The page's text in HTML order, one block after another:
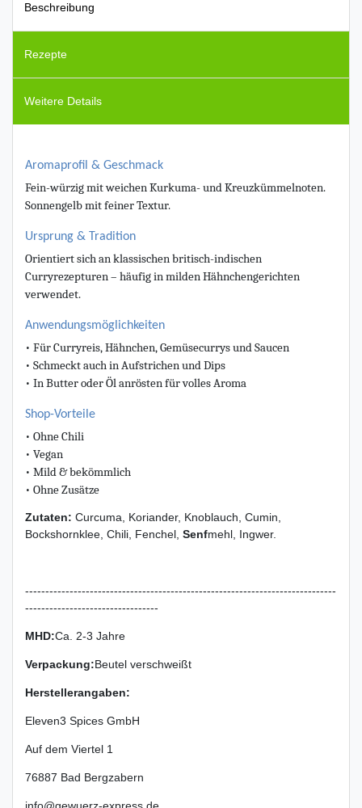
Beschreibung
Rezepte
Weitere Details
Aromaprofil & Geschmack
Fein-würzig mit weichen Kurkuma- und Kreuzkümmelnoten.
Sonnengelb mit feiner Textur.
Ursprung & Tradition
Orientiert sich an klassischen britisch-indischen
Curryrezepturen – häufig in milden Hähnchengerichten
verwendet.
Anwendungsmöglichkeiten
• Für Curryreis, Hähnchen, Gemüsecurrys und Saucen
• Schmeckt auch in Aufstrichen und Dips
• In Butter oder Öl anrösten für volles Aroma
Shop-Vorteile
• Ohne Chili
• Vegan
• Mild & bekömmlich
• Ohne Zusätze
Zutaten: Curcuma, Koriander, Knoblauch, Cumin,
Bockshornklee, Chili, Fenchel, Senfmehl, Ingwer.
-----------------------------------------------------------------------------
---------------------------------
MHD:Ca. 2-3 Jahre
Verpackung:Beutel verschweißt
Herstellerangaben:
Eleven3 Spices GmbH
Auf dem Viertel 1
76887 Bad Bergzabern